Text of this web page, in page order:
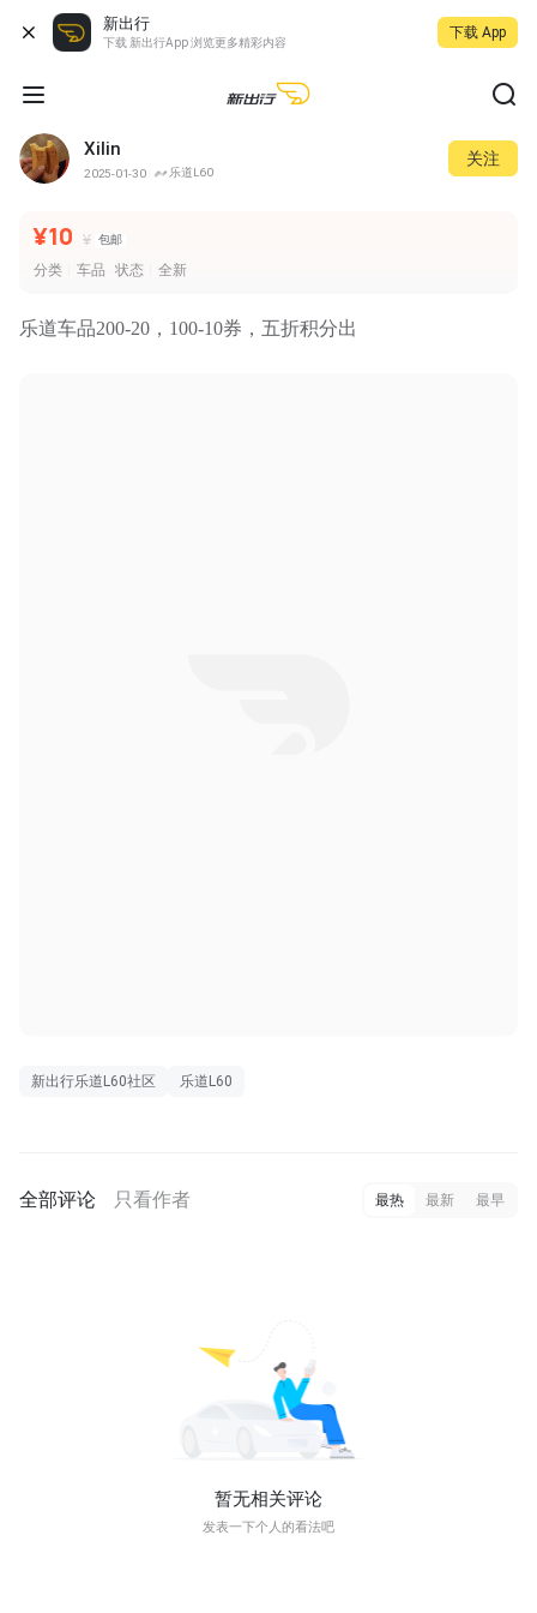
新出行
下载 新出行App 浏览更多精彩内容
下载 App
Xilin
2025-01-30 乐道L60
关注
¥10 ¥ 包邮
分类 车品 状态 全新
乐道车品200-20，100-10券，五折积分出
新出行乐道L60社区 乐道L60
全部评论 只看作者 最热 最新 最早
暂无相关评论
发表一下个人的看法吧